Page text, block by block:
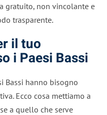
gratuito, non vincolante e
trasparente.
il tuo
i Paesi Bassi
Bassi hanno bisogno
Ecco cosa mettiamo a
a quello che serve